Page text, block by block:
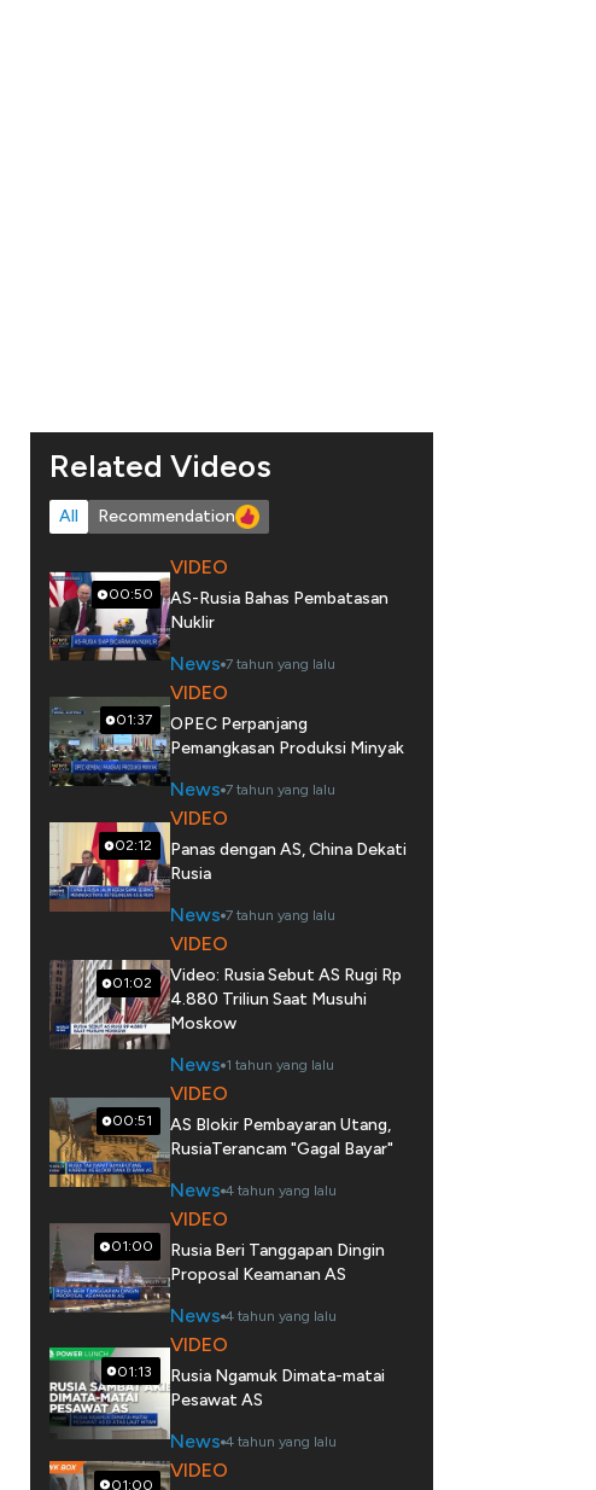
Related Videos
All Recommendation
00:50
VIDEO
AS-Rusia Bahas Pembatasan
Nuklir
News 7 tahun yang lalu
01:37
VIDEO
OPEC Perpanjang
Pemangkasan Produksi Minyak
News 7 tahun yang lalu
02:12
VIDEO
Panas dengan AS, China Dekati
Rusia
News 7 tahun yang lalu
01:02
VIDEO
Video: Rusia Sebut AS Rugi Rp
4.880 Triliun Saat Musuhi
Moskow
News 1 tahun yang lalu
00:51
VIDEO
AS Blokir Pembayaran Utang,
RusiaTerancam "Gagal Bayar"
News 4 tahun yang lalu
01:00
VIDEO
Rusia Beri Tanggapan Dingin
Proposal Keamanan AS
News 4 tahun yang lalu
01:13
VIDEO
Rusia Ngamuk Dimata-matai
Pesawat AS
News 4 tahun yang lalu
01:00
VIDEO